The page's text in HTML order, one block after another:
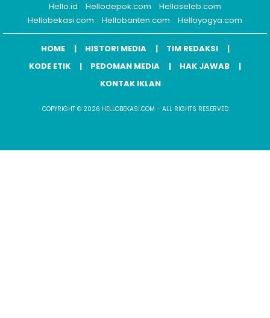
Hello.id
Hellodepok.com
Helloseleb.com
Hellobekasi.com
Hellobanten.com Helloyogya.com
HOME HISTORI MEDIA
TIM REDAKSI
KODE ETIK
PEDOMAN MEDIA
HAK JAWAB
KONTAK IKLAN
COPYRIGHT © 2026 HELLOBEKASI.COM - ALL RIGHTS RESERVED